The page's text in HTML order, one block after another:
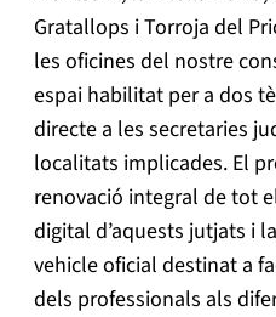
Gratallops i Torroja del
les oficines del nostre
espai habilitat per a dos
directe a les secretaries
localitats implicades. El
renovació integral de tot
digital d’aquests jutjats i
vehicle oficial destinat a
dels professionals als